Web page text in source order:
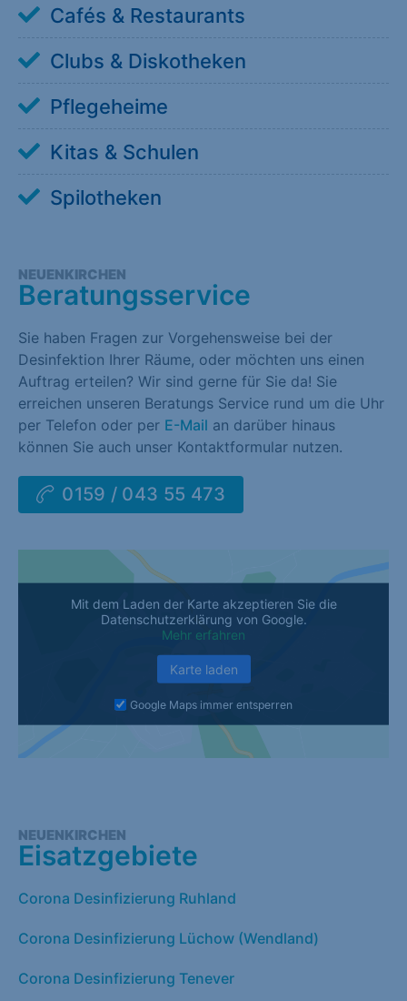
Cafés & Restaurants
Clubs & Diskotheken
Pflegeheime
Kitas & Schulen
Spilotheken
NEUENKIRCHEN
Beratungsservice
Sie haben Fragen zur Vorgehensweise bei der
Desinfektion Ihrer Räume, oder möchten uns einen
Auftrag erteilen? Wir sind gerne für Sie da! Sie
erreichen unseren Beratungs Service rund um die Uhr
per Telefon oder per E-Mail an darüber hinaus
können Sie auch unser Kontaktformular nutzen.
0159 / 043 55 473
Mit dem Laden der Karte akzeptieren Sie die
Datenschutzerklärung von Google.
Mehr erfahren
Karte laden
Google Maps immer entsperren
NEUENKIRCHEN
Eisatzgebiete
Corona Desinfizierung Ruhland
Corona Desinfizierung Lüchow (Wendland)
Corona Desinfizierung Tenever